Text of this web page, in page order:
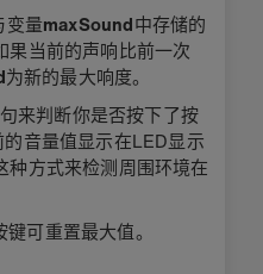
变量maxSound中存储的
果当前的声响比前一次
为新的最大响度。
来判断你是否按下了按
音量值显示在LED显示
种方式来检测周围环境在
可重置最大值。